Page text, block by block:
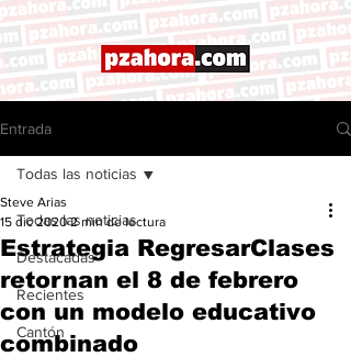
Entrada
Todas las noticias
Destacadas
Recientes
Cantón
Todas las noticias
Estrategia RegresarClases
retornan el 8 de febrero
con un modelo educativo
combinado
Steve Arias
15 dic 2020 2 min de lectura